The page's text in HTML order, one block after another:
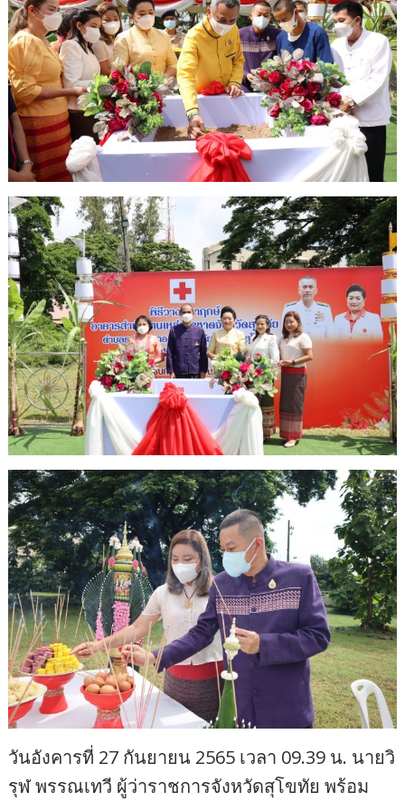
วันอังคารที่ 27 กันยายน 2565 เวลา 09.39 น. นายวิ
รุฬ พรรณเทวี ผู้ว่าราชการจังหวัดสุโขทัย พร้อม